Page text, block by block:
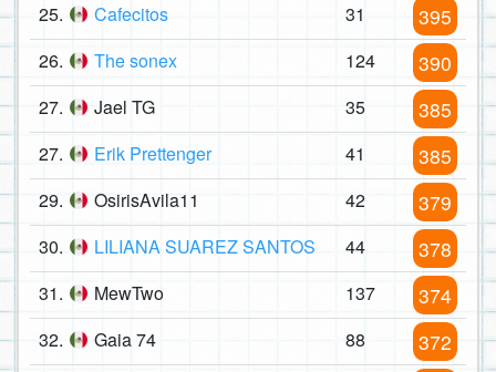
25. Cafecitos 31 395
26. The sonex 124 390
27. Jael TG 35 385
27. Erik Prettenger 41 385
29. OsirisAvila11 42 379
30. LILIANA SUAREZ SANTOS 44 378
31. MewTwo 137 374
32. Gaia 74 88 372